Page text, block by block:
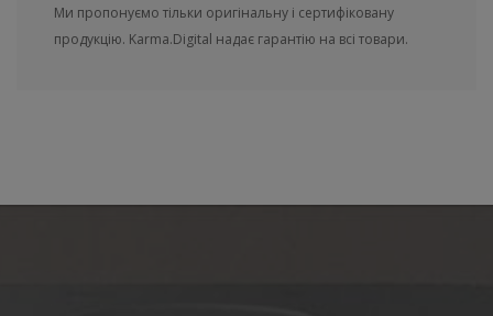
Ми пропонуємо тільки оригінальну і сертифіковану
продукцію. Karma.Digital надає гарантію на всі товари.